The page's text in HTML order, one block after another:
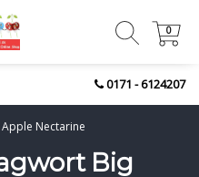
0171 - 6124207
0
0
Apple Nectarine
Big